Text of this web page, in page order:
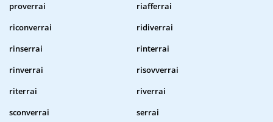
proverrai
riafferrai
riconverrai
ridiverrai
rinserrai
rinterrai
rinverrai
risovverrai
riterrai
riverrai
sconverrai
serrai